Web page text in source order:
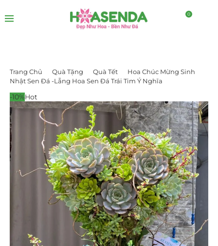
0
Trang Chủ Quà Tặng Quà Tết
Hoa Chúc Mừng Sinh
Nhật Sen Đá -Lẵng Hoa Sen Đá Trái Tim Ý Nghĩa
-10%Hot